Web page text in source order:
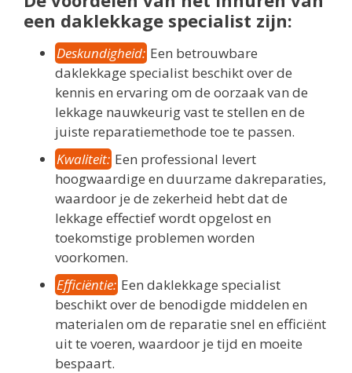
een daklekkage specialist zijn:
Deskundigheid: Een betrouwbare
daklekkage specialist beschikt over de
kennis en ervaring om de oorzaak van de
lekkage nauwkeurig vast te stellen en de
juiste reparatiemethode toe te passen.
Kwaliteit: Een professional levert
hoogwaardige en duurzame dakreparaties,
waardoor je de zekerheid hebt dat de
lekkage effectief wordt opgelost en
toekomstige problemen worden
voorkomen.
Efficiëntie: Een daklekkage specialist
beschikt over de benodigde middelen en
materialen om de reparatie snel en efficiënt
uit te voeren, waardoor je tijd en moeite
bespaart.